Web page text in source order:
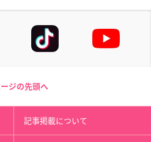
ジの先頭へ
記事掲載について